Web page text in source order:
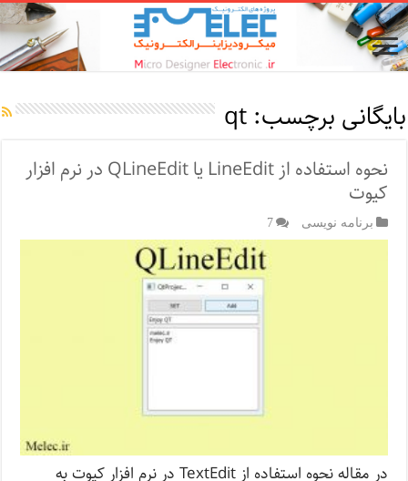
بایگانی برچسب:qt
نحوه استفاده از LineEdit یا QLineEdit در نرم افزار
کیوت
برنامه نویسی 7
در مقاله نحوه استفاده از TextEdit در نرم افزار کیوت به